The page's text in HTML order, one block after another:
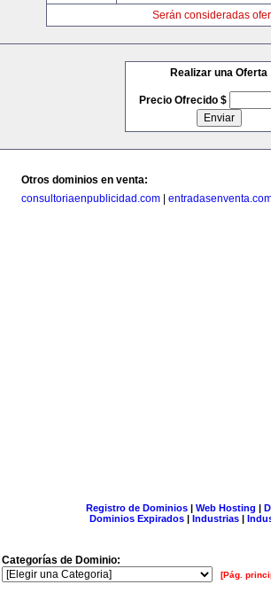
Serán consideradas
Realizar una Oferta
Precio Ofrecido $
Otros dominios en venta:
consultoriaenpublicidad.com
Registro de Dominios| Web Hosting |
Dominios Expirados | Industrias |
Categorías de Dominio:
[Pág.